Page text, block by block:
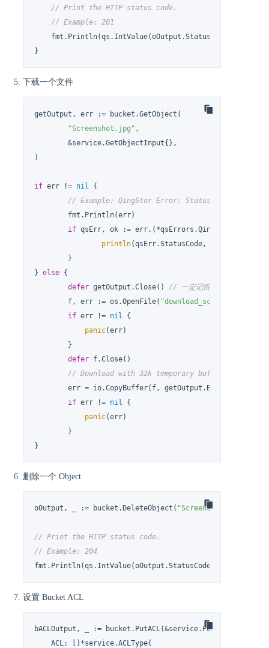
// Print the HTTP status code.
// Example: 201
    fmt.Println(qs.IntValue(oOutput.StatusCode))
}
下载一个文件
getOutput, err := bucket.GetObject(
"Screenshot.jpg" ,
        &service.GetObjectInput{},
)
if err != nil
{
// Example: QingStor Error: StatusCode 404,
        fmt.Println(err)
if qsErr, ok := err.(*qsErrors.QingStorError);
println(qsErr.StatusCode, qsErr.Code)
        }
} else {
defer getOutput.Close() // 一定记得关闭
        f, err := os.OpenFile(
"download_screenshot.jpg"
if err != nil
{
panic(err)
        }
defer f.Close()
// Download with 32k temporary buffer
        err = io.CopyBuffer(f, getOutput.Body,
if err != nil
{
panic(err)
        }
}
删除一个 Object
oOutput, _ := bucket.DeleteObject( "Screenshot.jpg"
// Print the HTTP status code.
// Example: 204
fmt.Println(qs.IntValue(oOutput.StatusCode))
设置 Bucket ACL
bACLOutput, _ :=
    ACL: []*service.ACLType{